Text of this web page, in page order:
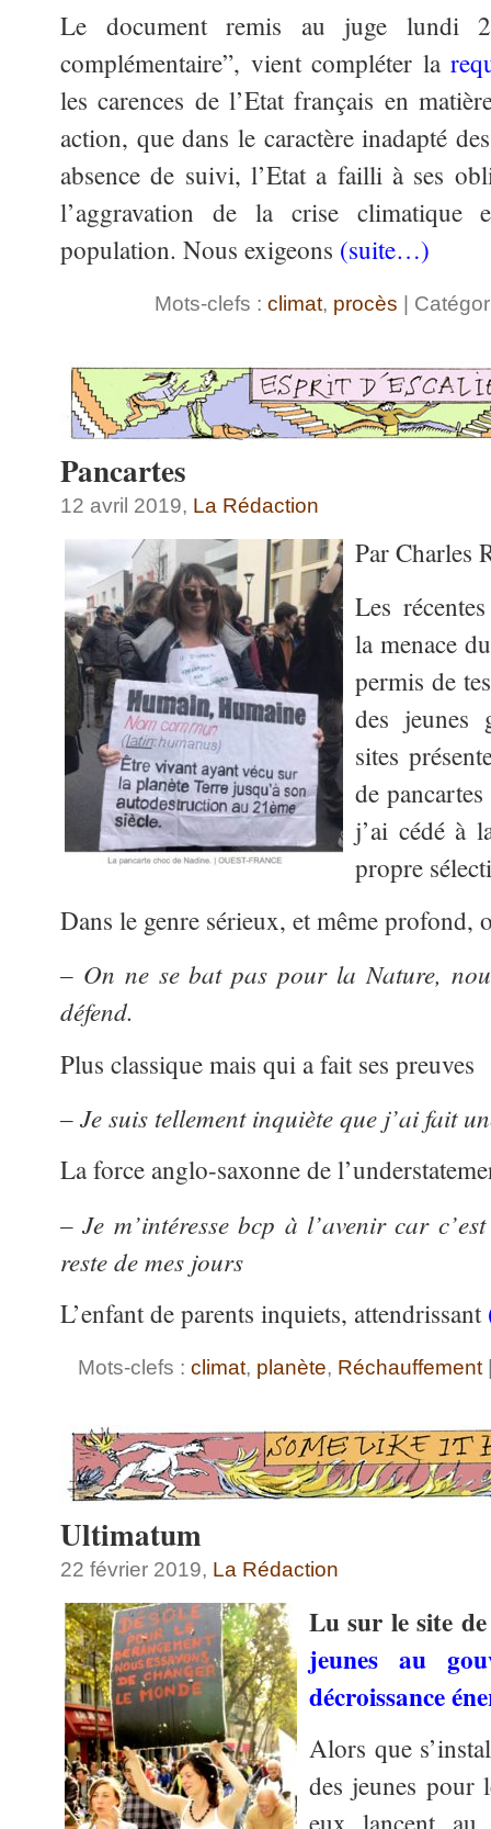
Le document remis au juge lundi
complémentaire”, vient compléter la
les carences de l’Etat français en
action, que dans le caractère inadapté
absence de suivi, l’Etat a failli à ses
l’aggravation de la crise
population. Nous exigeons (suite…)
Mots-clefs : climat, procès |
Pancartes
12 avril 2019, La Rédaction
Par Charles
Les
la menace
permis de
des jeunes
sites
de
j’ai cédé à
propre
Dans le genre sérieux, et même profond,
– On ne se bat pas pour la Nature,
défend.
Plus classique mais qui a fait ses preuves
– Je suis tellement inquiète que j’ai fait
La force anglo-saxonne de
– Je m’intéresse bcp à l’avenir car
reste de mes jours
L’enfant de parents inquiets, attendrissant
Mots-clefs : climat, planète, Réchauffement
Ultimatum
22 février 2019, La Rédaction
Lu sur le site
jeunes au
décroissance
Alors que
des jeunes pour